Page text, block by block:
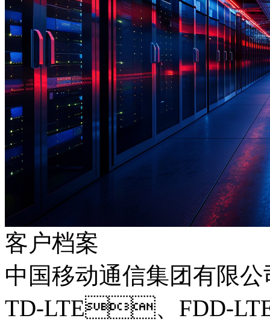
客户档案
中国移动通信集团有限
TD-LTE、FDD-LTE